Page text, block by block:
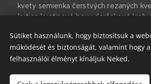
kvety semienka čerstvých rezaných
kytice kvetinové boxy darčekové
Sütik
Nyelvek
English
Magyar
Sütiket használunk, hogy biztosítsuk a
működését és biztonságát, valamint hogy
felhasználói élményt kínáljuk Neked.